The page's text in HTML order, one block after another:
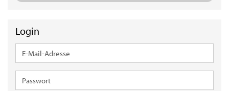
Login
E-
Mail-
Passwort